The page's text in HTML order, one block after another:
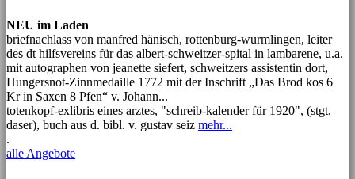
NEU im Laden
briefnachlass von manfred hänisch, rottenburg-wurmlingen, leiter
des dt hilfsvereins für das albert-schweitzer-spital in lambarene, u.a.
mit autographen von jeanette siefert, schweitzers assistentin dort,
Hungersnot-Zinnmedaille 1772 mit der Inschrift „Das Brod kos 6
Kr in Saxen 8 Pfen“ v. Johann...
totenkopf-exlibris eines arztes, "schreib-kalender für 1920", (stgt,
daser), buch aus d. bibl. v. gustav seiz mehr...
.
alle Angebote